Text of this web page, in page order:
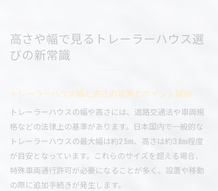
高さや幅で見るトレーラーハウス選
びの新常識
トレーラーハウス幅と高さの基準とポイント解説
トレーラーハウスの幅や高さには、道路交通法や車両規
格などの法律上の基準があります。日本国内で一般的な
トレーラーハウスの最大幅は約2.5m、高さは約3.8m程度
が目安となっています。これらのサイズを超える場合、
特殊車両通行許可が必要になることが多く、設置や移動
の際に追加手続きが発生します。